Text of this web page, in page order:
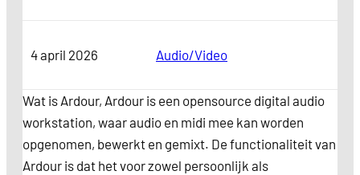
4 april 2026 Audio/Video
Wat is Ardour, Ardour is een opensource digital audio
workstation, waar audio en midi mee kan worden
opgenomen, bewerkt en gemixt. De functionaliteit van
Ardour is dat het voor zowel persoonlijk als